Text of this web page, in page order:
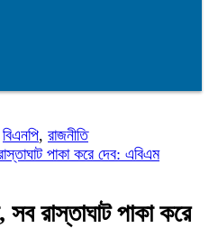
বিএনপি, রাজনীতি
পাকা করে দেব: এবিএম
রাস্তাঘাট পাকা করে